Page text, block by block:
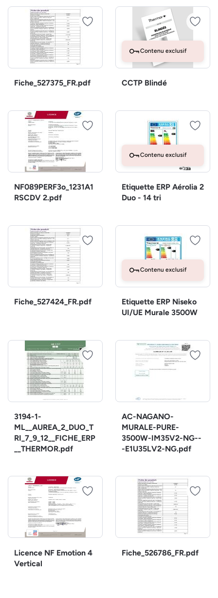
Fiche_527375_FR.pdf
Contenu exclusif
CCTP Blindé
NF089PERF3o_1231A1
RSCDV 2.pdf
Contenu exclusif
Etiquette ERP Aérolia 2
Duo - 14 tri
Fiche_527424_FR.pdf
Contenu exclusif
Etiquette ERP Niseko
UI/UE Murale 3500W
3194-1-
ML__AUREA_2_DUO_T
RI_7_9_12__FICHE_ERP
__THERMOR.pdf
AC-NAGANO-
MURALE-PURE-
3500W-IM35V2-NG--
-E1U35LV2-NG.pdf
Licence NF Emotion 4
Vertical
Fiche_526786_FR.pdf